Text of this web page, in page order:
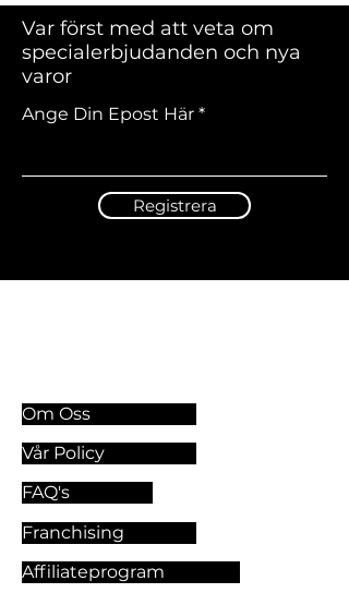
Var först med att veta om
specialerbjudanden och nya
varor
Ange Din Epost Här
Registrera
Om Oss
Vår Policy
FAQ's
Franchising
Affiliateprogram